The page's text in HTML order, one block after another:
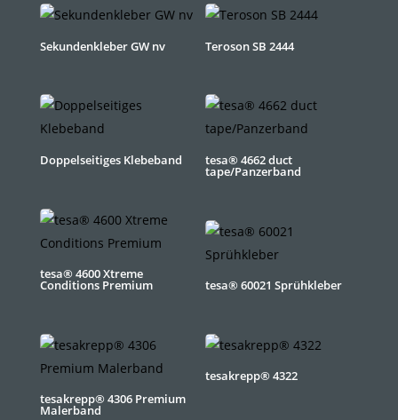
Sekundenkleber GW nv Teroson SB 2444
Doppelseitiges Klebeband tesa® 4662 duct
tape/Panzerband
tesa® 4600 Xtreme
Conditions Premium tesa® 60021 Sprühkleber
tesakrepp® 4306 Premium
Malerband
tesakrepp® 4322